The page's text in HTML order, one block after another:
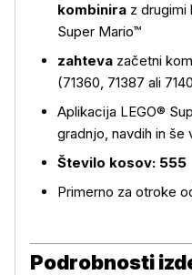
kombinira z drugimi
Super Mario™
zahteva začetni
(71360, 71387 ali
Aplikacija LEGO®
gradnjo, navdih in še
Število kosov: 555
Primerno za otroke
Podrobnosti